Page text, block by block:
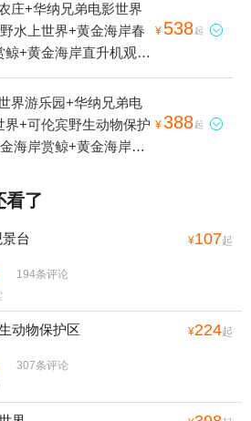
庄+华纳兄弟电影世界
水上世界+黄金海岸春
+黄金海岸直升机观光
¥ 538起 
界游乐园+华纳兄弟电
+可伦宾野生动物保护
海岸赏鲸+黄金海岸本
¥388起 
看了
台 ¥107起
194条评论
动物保护区 ¥224起
307条评论